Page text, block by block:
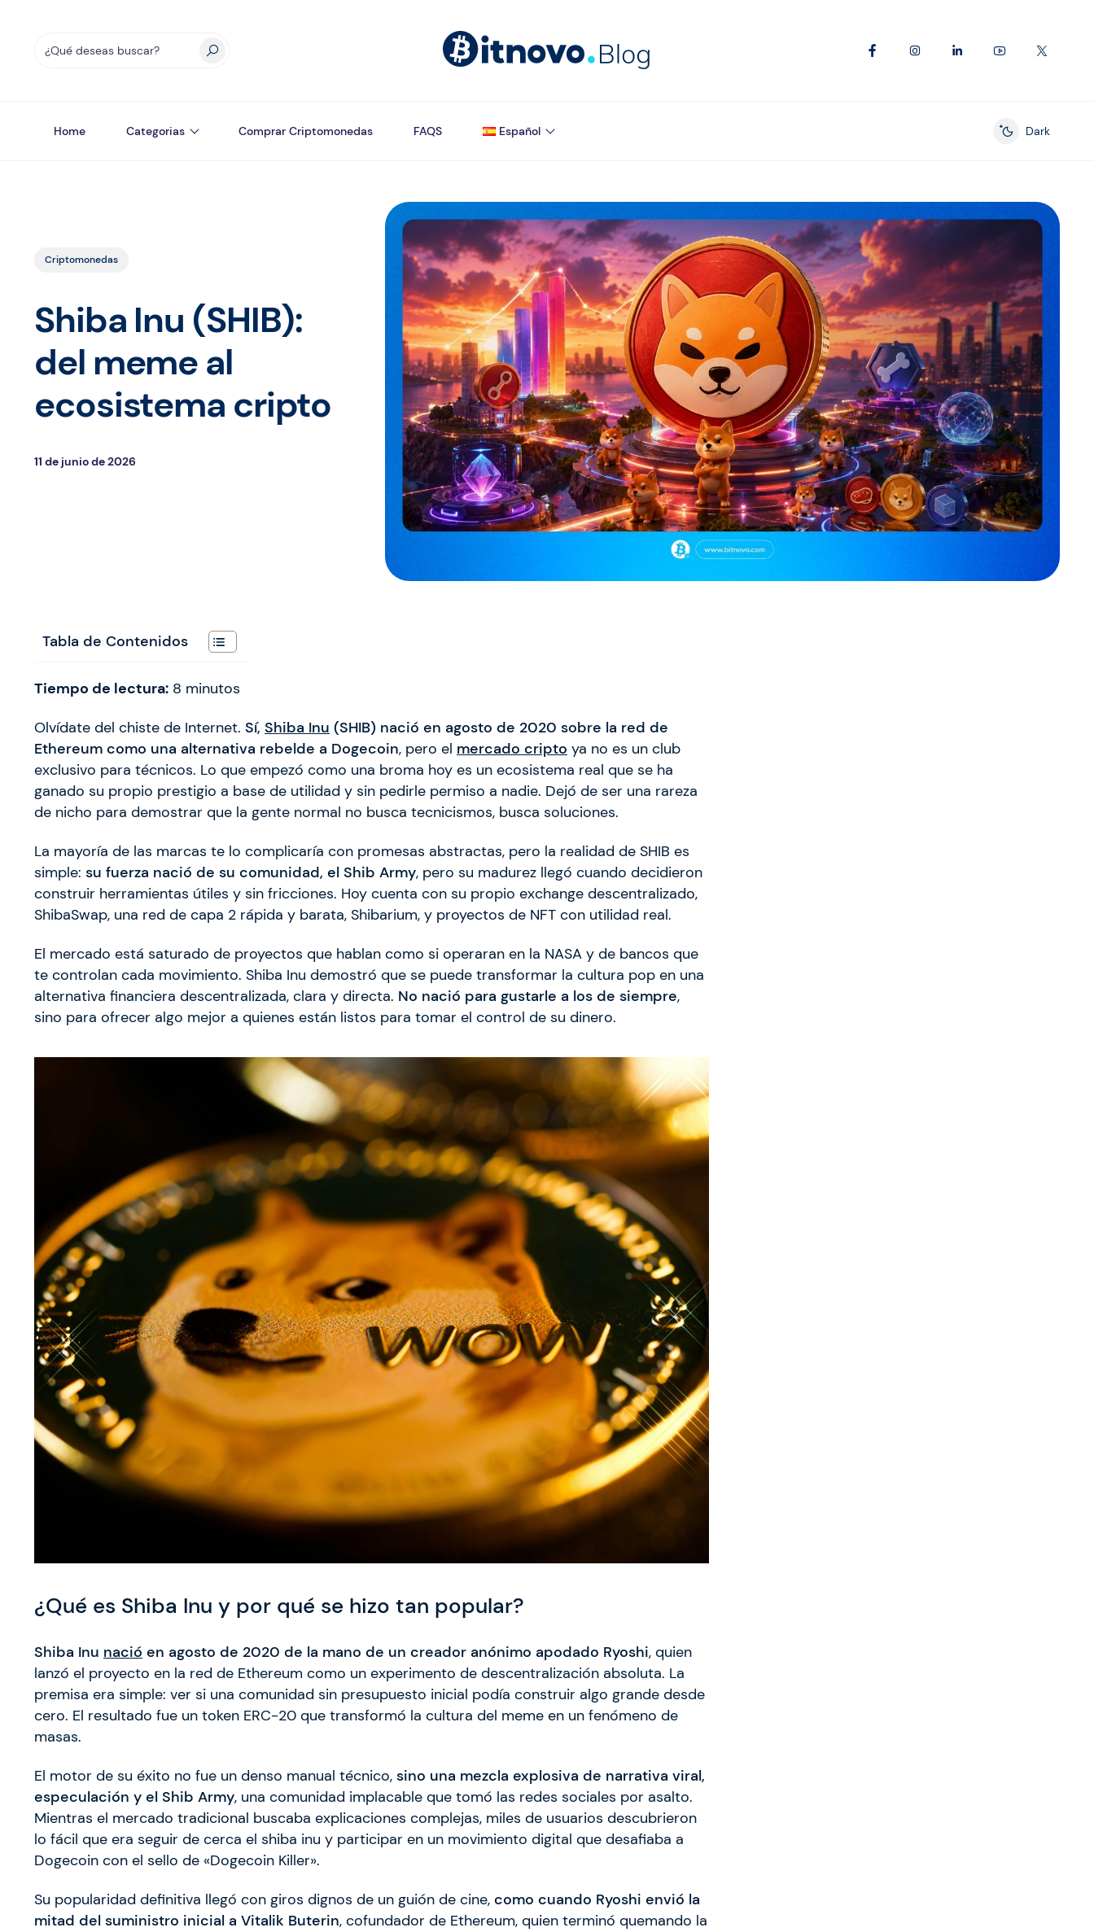
Home Categorias Comprar Criptomonedas FAQS Español
Enable dark
Dark
Criptomonedas
Shiba Inu (SHIB):
del meme al
ecosistema cripto
11 de junio de 2026
Tabla de Contenidos
Tiempo de lectura: 8 minutos
Olvídate del chiste de Internet. Sí, Shiba Inu (SHIB) nació en agosto de 2020 sobre la red de
Ethereum como una alternativa rebelde a Dogecoin, pero el mercado cripto ya no es un club
exclusivo para técnicos. Lo que empezó como una broma hoy es un ecosistema real que se ha
ganado su propio prestigio a base de utilidad y sin pedirle permiso a nadie. Dejó de ser una rareza
de nicho para demostrar que la gente normal no busca tecnicismos, busca soluciones.
La mayoría de las marcas te lo complicaría con promesas abstractas, pero la realidad de SHIB es
simple: su fuerza nació de su comunidad, el Shib Army, pero su madurez llegó cuando decidieron
construir herramientas útiles y sin fricciones. Hoy cuenta con su propio exchange descentralizado,
ShibaSwap, una red de capa 2 rápida y barata, Shibarium, y proyectos de NFT con utilidad real.
El mercado está saturado de proyectos que hablan como si operaran en la NASA y de bancos que
te controlan cada movimiento. Shiba Inu demostró que se puede transformar la cultura pop en una
alternativa financiera descentralizada, clara y directa. No nació para gustarle a los de siempre,
sino para ofrecer algo mejor a quienes están listos para tomar el control de su dinero.
¿Qué es Shiba Inu y por qué se hizo tan popular?
Shiba Inu nació en agosto de 2020 de la mano de un creador anónimo apodado Ryoshi, quien
lanzó el proyecto en la red de Ethereum como un experimento de descentralización absoluta. La
premisa era simple: ver si una comunidad sin presupuesto inicial podía construir algo grande desde
cero. El resultado fue un token ERC-20 que transformó la cultura del meme en un fenómeno de
masas.
El motor de su éxito no fue un denso manual técnico, sino una mezcla explosiva de narrativa viral,
especulación y el Shib Army, una comunidad implacable que tomó las redes sociales por asalto.
Mientras el mercado tradicional buscaba explicaciones complejas, miles de usuarios descubrieron
lo fácil que era seguir de cerca el shiba inu y participar en un movimiento digital que desafiaba a
Dogecoin con el sello de «Dogecoin Killer».
Su popularidad definitiva llegó con giros dignos de un guión de cine, como cuando Ryoshi envió la
mitad del suministro inicial a Vitalik Buterin, cofundador de Ethereum, quien terminó quemando la